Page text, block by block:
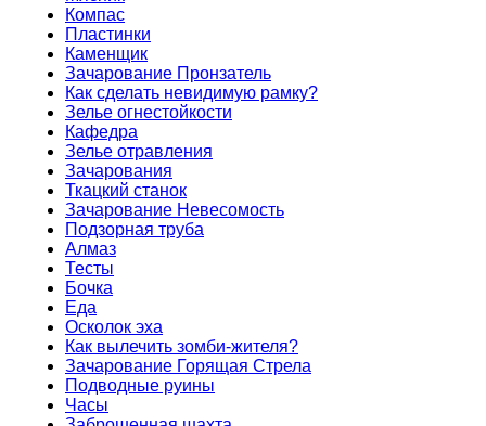
Компас
Пластинки
Каменщик
Зачарование Пронзатель
Как сделать невидимую рамку?
Зелье огнестойкости
Кафедра
Зелье отравления
Зачарования
Ткацкий станок
Зачарование Невесомость
Подзорная труба
Алмаз
Тесты
Бочка
Еда
Осколок эха
Как вылечить зомби-жителя?
Зачарование Горящая Стрела
Подводные руины
Часы